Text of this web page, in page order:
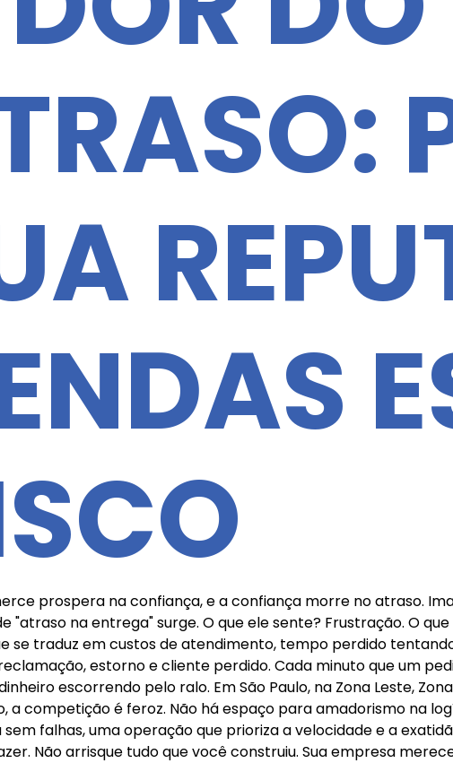
prospera na confiança, e a confiança morre no atraso.
"atraso na entrega" surge. O que ele sente? Frustração. O
se traduz em custos de atendimento, tempo perdido
estorno e cliente perdido. Cada minuto que um
escorrendo pelo ralo. Em São Paulo, na Zona Leste,
a competição é feroz. Não há espaço para amadorismo na
falhas, uma operação que prioriza a velocidade e a
Não arrisque tudo que você construiu. Sua empresa